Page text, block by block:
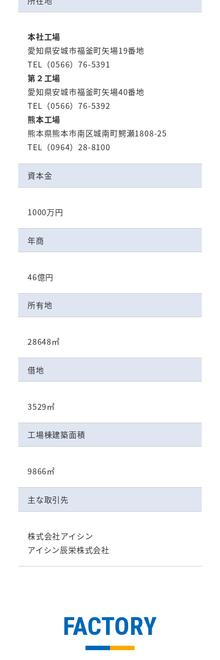
本社工場
愛知県安城市福釜町矢場19番地
TEL（0566）76-5391
第２工場
愛知県安城市福釜町矢場40番地
TEL（0566）76-5392
熊本工場
熊本県熊本市南区城南町鰐瀬1808-25
TEL（0964）28-8100
資本金
1000万円
年商
46億円
所有地
28648㎡
借地
3529㎡
工場棟建築面積
9866㎡
主な取引先
株式会社アイシン
アイシン辰栄株式会社
FACTORY